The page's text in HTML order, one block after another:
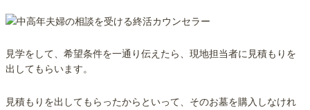
見学をして、希望条件を一通り伝えたら、現地担当者に見積もりを
出してもらいます。
見積もりを出してもらったからといって、そのお墓を購入しなけれ